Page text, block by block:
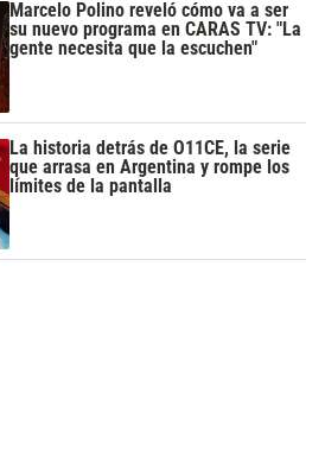
Marcelo Polino reveló cómo va a ser
su nuevo programa en CARAS TV: "La
gente necesita que la escuchen"
La historia detrás de O11CE, la serie
que arrasa en Argentina y rompe los
límites de la pantalla